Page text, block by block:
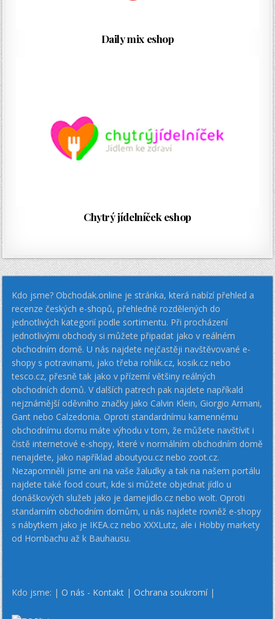
Daily mix eshop
Chytrý jídelníček eshop
Kdo jsme? Obchodak.online je stránka, která nabízí přehled a
recenze českých e-shopů, přehledně rozdělených do
jednotlivých kategorií podle sortimentu. Při procházení
jednotlivými obchody si můžete připadat jako v reálném
obchodním domě. U nás najdete nejčastěji navštěvované e-
shopy s potravinami, jako třeba rohlik.cz, kosik.cz nebo
tesco.cz, přesně tak jako v přízemí většiny reálných
obchodních domů. V dalších patrech pak najdete napříkald
nejznámější oděvního značky jako Calvin Klein, Giorgio Armani,
Gant nebo Calzedonia. Oproti standardnímu kamennému
obchodnímu domu máte výhodu v tom, že můžete navštívit i
čistě internetové e-shopy, které v normálním obchodním domě
nenajdete, jako například aboutyou.cz nebo zoot.cz.
Nezapomněli jsme ani na vaše žaludky a tak na našem portálu
najdete také food court, kde si můžete objednat jídlo u
donáškových služeb jako je damejidlo.cz nebo wolt. Oproti
standarním obchodním domům, u nás najdete rovněž e-shopy
s nábytkem jako je IKEA.cz nebo XXXLutz, ale i Hobby markety
od Hornbachu až k Bauhausu.
Kdo jsme: |O nás - Kontakt |Ochrana soukromí|